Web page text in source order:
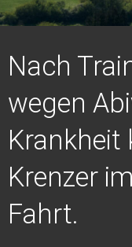
Nach
wegen
Krankheit
Krenzer
Fahrt.